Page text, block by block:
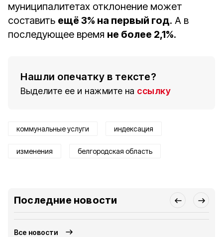
муниципалитетах отклонение может
составить ещё 3% на первый год. А в
последующее время не более 2,1%.
Нашли опечатку в тексте?
Выделите ее и нажмите на ссылку
коммунальные услуги индексация
изменения белгородская область
Последние новости
Все новости